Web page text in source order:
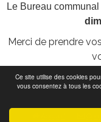
Ce site utilise des cookies
vous consentez à tous les
Le Bureau
Merci de prendre